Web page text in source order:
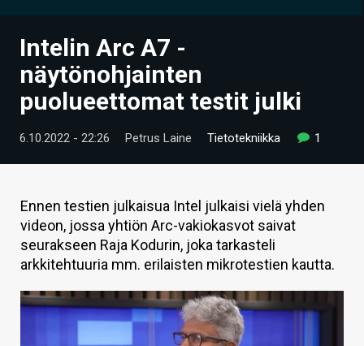
UUTISET
ARTIKKELIT
VIDEOT
TECHBBS
TIETOA
HINTA.FI
KAUPPA
VAIHDA TEEMA
Intelin Arc A7 -
näytönohjainten
puolueettomat testit julki
6.10.2022 - 22:26 Petrus Laine Tietotekniikka 1
Ennen testien julkaisua Intel julkaisi vielä yhden
videon, jossa yhtiön Arc-vakiokasvot saivat
seurakseen Raja Kodurin, joka tarkasteli
arkkitehtuuria mm. erilaisten mikrotestien kautta.